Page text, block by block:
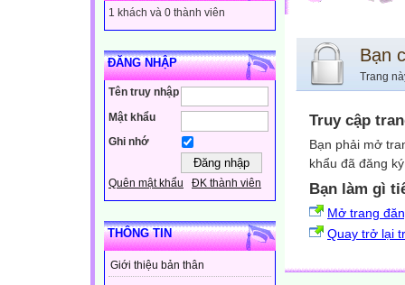
1 khách và 0 thành viên
ĐĂNG NHẬP
Tên truy nhập
Mật khẩu
Ghi nhớ
Quên mật khẩu ĐK thành viên
THÔNG TIN
Giới thiệu bản thân
Bạn
Trang
Truy cập
Bạn phải mở
khẩu đã đăng
Bạn làm gì
Mở trang
Quay trở lại